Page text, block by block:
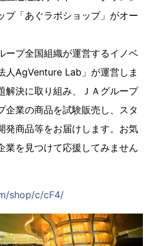
プ「あぐラボショップ」がオー
プ全国組織が運営するイノベ
人AgVenture Lab」が運営しま
解決に取り組み、ＪＡグループ
企業の商品を試験販売し、スタ
発商品等をお届けします。お気
業を見つけて応援してみません
shop/c/cF4/